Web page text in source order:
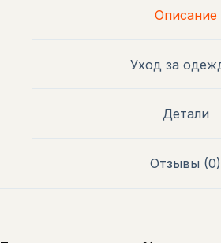
Описание
Уход за
Детали
Отзывы (0)